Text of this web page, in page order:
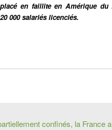
en faillite en Amérique du
000 salariés licenciés.
confinés, la France